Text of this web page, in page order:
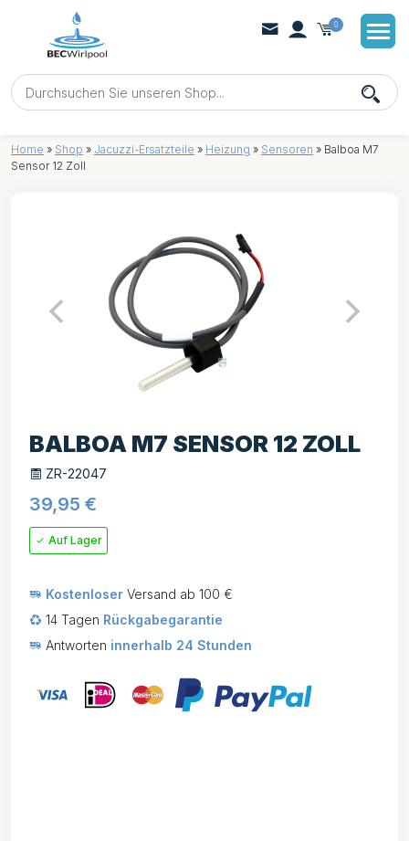
0
Home » Shop » Jacuzzi-Ersatzteile » Heizung » Sensoren » Balboa M7
Sensor 12 Zoll
BALBOA M7 SENSOR 12 ZOLL
ZR-22047
39,95 €
Auf Lager
Kostenloser Versand ab 100 €
14 Tagen Rückgabegarantie
Antworten innerhalb 24 Stunden